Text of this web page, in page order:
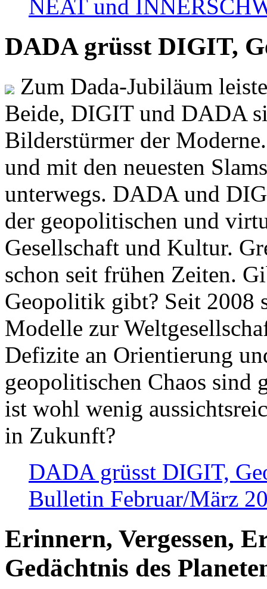
NEAT und
DADA grüsst DIGIT,
Zum Dada-Jubiläum
Beide, DIGIT und DADA
Bilderstürmer der
und mit den neuesten
unterwegs. DADA und
der geopolitischen und
Gesellschaft und Kultur.
schon seit frühen Zeiten.
Geopolitik gibt? Seit 2008
Modelle zur
Defizite an Orientierung
geopolitischen Chaos sind
ist wohl wenig
in Zukunft?
DADA grüsst DIGIT,
Bulletin Februar/März
Erinnern, Vergessen,
Gedächtnis des